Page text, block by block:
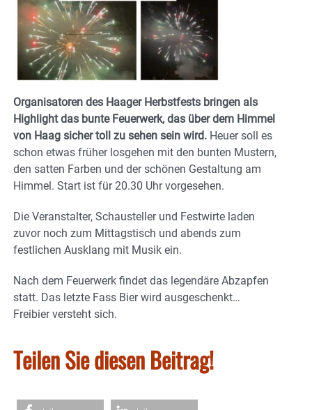
Organisatoren des Haager Herbstfests bringen als
Highlight das bunte Feuerwerk, das über dem Himmel
von Haag sicher toll zu sehen sein wird. Heuer soll es
schon etwas früher losgehen mit den bunten Mustern,
den satten Farben und der schönen Gestaltung am
Himmel. Start ist für 20.30 Uhr vorgesehen.
Die Veranstalter, Schausteller und Festwirte laden
zuvor noch zum Mittagstisch und abends zum
festlichen Ausklang mit Musik ein.
Nach dem Feuerwerk findet das legendäre Abzapfen
statt. Das letzte Fass Bier wird ausgeschenkt…
Freibier versteht sich.
Teilen Sie diesen Beitrag!